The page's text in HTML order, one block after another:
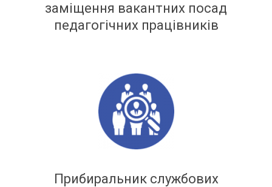
заміщення вакантних посад
педагогічних працівників
Прибиральник службових